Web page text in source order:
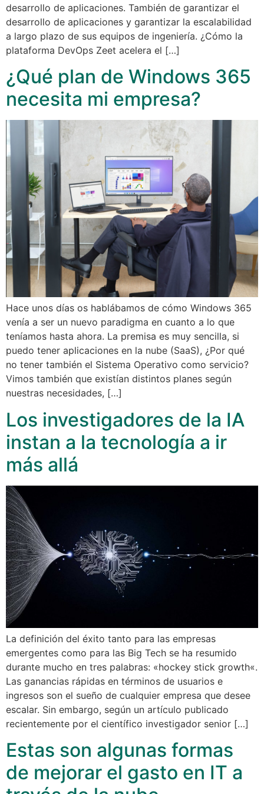
desarrollo de aplicaciones. También de garantizar el
desarrollo de aplicaciones y garantizar la escalabilidad
a largo plazo de sus equipos de ingeniería. ¿Cómo la
plataforma DevOps Zeet acelera el […]
¿Qué plan de Windows 365
necesita mi empresa?
Hace unos días os hablábamos de cómo Windows 365
venía a ser un nuevo paradigma en cuanto a lo que
teníamos hasta ahora. La premisa es muy sencilla, si
puedo tener aplicaciones en la nube (SaaS), ¿Por qué
no tener también el Sistema Operativo como servicio?
Vimos también que existían distintos planes según
nuestras necesidades, […]
Los investigadores de la IA
instan a la tecnología a ir
más allá
La definición del éxito tanto para las empresas
emergentes como para las Big Tech se ha resumido
durante mucho en tres palabras: «hockey stick growth«.
Las ganancias rápidas en términos de usuarios e
ingresos son el sueño de cualquier empresa que desee
escalar. Sin embargo, según un artículo publicado
recientemente por el científico investigador senior […]
Estas son algunas formas
de mejorar el gasto en IT a